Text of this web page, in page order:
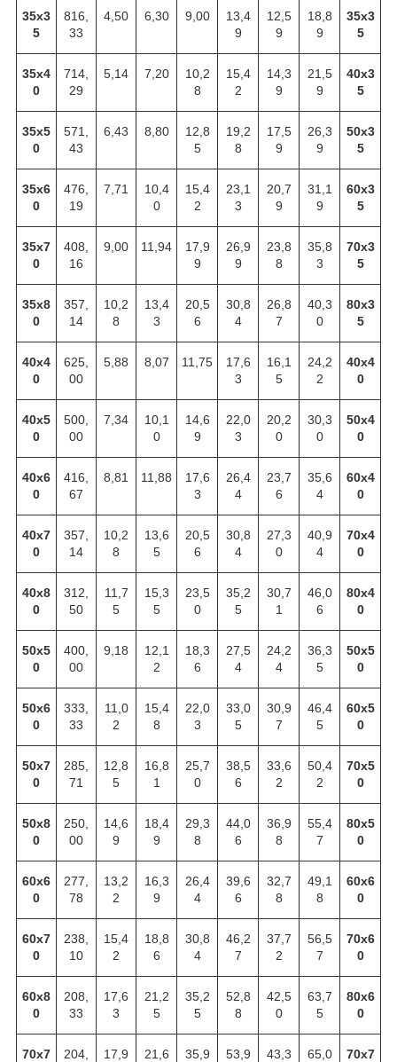
35х3
5
816,
33
4,50 6,30 9,00
13,4
9
12,5
9
18,8
9
35х3
5
35х4
0
714,
29
5,14 7,20
10,2
8
15,4
2
14,3
9
21,5
9
40х3
5
35х5
0
571,
43
6,43 8,80
12,8
5
19,2
8
17,5
9
26,3
9
50х3
5
35х6
0
476,
19
7,71
10,4
0
15,4
2
23,1
3
20,7
9
31,1
9
60х3
5
35х7
0
408,
16
9,00 11,94
17,9
9
26,9
9
23,8
8
35,8
3
70х3
5
35х8
0
357,
14
10,2
8
13,4
3
20,5
6
30,8
4
26,8
7
40,3
0
80х3
5
40х4
0
625,
00
5,88 8,07 11,75
17,6
3
16,1
5
24,2
2
40х4
0
40х5
0
500,
00
7,34
10,1
0
14,6
9
22,0
3
20,2
0
30,3
0
50х4
0
40х6
0
416,
67
8,81 11,88
17,6
3
26,4
4
23,7
6
35,6
4
60х4
0
40х7
0
357,
14
10,2
8
13,6
5
20,5
6
30,8
4
27,3
0
40,9
4
70х4
0
40х8
0
312,
50
11,7
5
15,3
5
23,5
0
35,2
5
30,7
1
46,0
6
80х4
0
50х5
0
400,
00
9,18
12,1
2
18,3
6
27,5
4
24,2
4
36,3
5
50х5
0
50х6
0
333,
33
11,0
2
15,4
8
22,0
3
33,0
5
30,9
7
46,4
5
60х5
0
50х7
0
285,
71
12,8
5
16,8
1
25,7
0
38,5
6
33,6
2
50,4
2
70х5
0
50х8
0
250,
00
14,6
9
18,4
9
29,3
8
44,0
6
36,9
8
55,4
7
80х5
0
60х6
0
277,
78
13,2
2
16,3
9
26,4
4
39,6
6
32,7
8
49,1
8
60х6
0
60х7
0
238,
10
15,4
2
18,8
6
30,8
4
46,2
7
37,7
2
56,5
7
70х6
0
60х8
0
208,
33
17,6
3
21,2
5
35,2
5
52,8
8
42,5
0
63,7
5
80х6
0
70х7
204,
17,9
21,6
35,9
53,9
43,3
65,0
70х7